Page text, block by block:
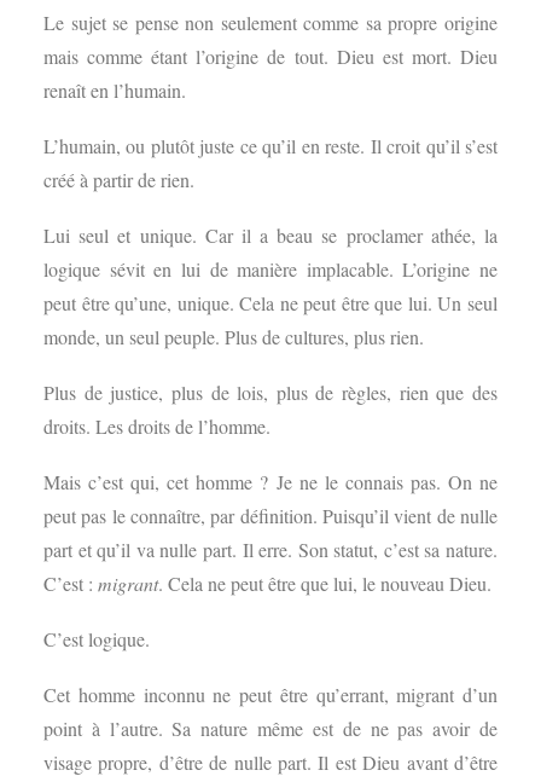
Le sujet se pense non seulement comme sa propre origine
mais comme étant l’origine de tout. Dieu est mort. Dieu
renaît en l’humain.
L’humain, ou plutôt juste ce qu’il en reste. Il croit qu’il s’est
créé à partir de rien.
Lui seul et unique. Car il a beau se proclamer athée, la
logique sévit en lui de manière implacable. L’origine ne
peut être qu’une, unique. Cela ne peut être que lui. Un seul
monde, un seul peuple. Plus de cultures, plus rien.
Plus de justice, plus de lois, plus de règles, rien que des
droits. Les droits de l’homme.
Mais c’est qui, cet homme ? Je ne le connais pas. On ne
peut pas le connaître, par définition. Puisqu’il vient de nulle
part et qu’il va nulle part. Il erre. Son statut, c’est sa nature.
C’est : migrant. Cela ne peut être que lui, le nouveau Dieu.
C’est logique.
Cet homme inconnu ne peut être qu’errant, migrant d’un
point à l’autre. Sa nature même est de ne pas avoir de
visage propre, d’être de nulle part. Il est Dieu avant d’être